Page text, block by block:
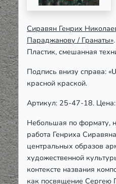
Сиравян Генрих
Параджанову / Гранаты»
Пластик, смешанная
Подпись внизу справа:
красной краской.
Артикул: 25-47-18.
Небольшая по формату,
работа Генриха
центральных образов
художественной
контексте названия
как посвящение Сергею